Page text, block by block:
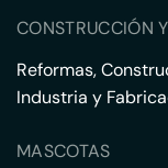
CONSTRUCCIÓN
Reformas,
Industria y
MASCOTAS